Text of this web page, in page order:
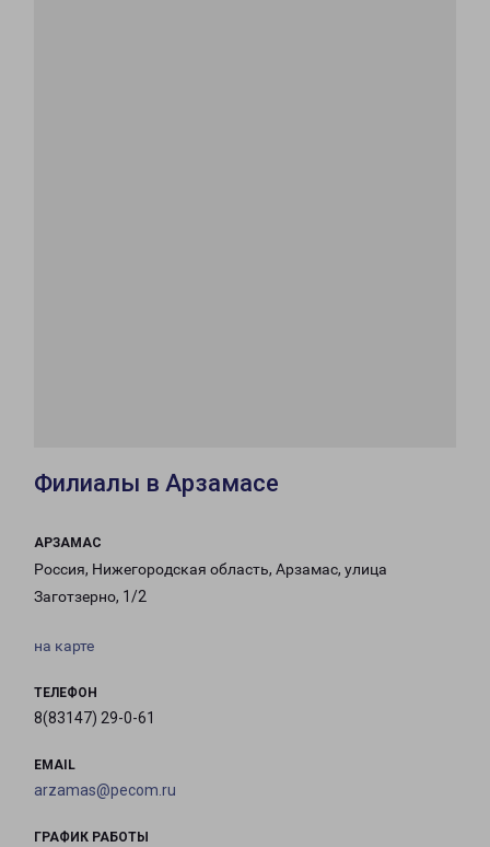
Филиалы в Арзамасе
АРЗАМАС
Россия, Нижегородская область, Арзамас, улица
Заготзерно, 1/2
на карте
ТЕЛЕФОН
8(83147) 29-0-61
EMAIL
arzamas@pecom.ru
ГРАФИК РАБОТЫ